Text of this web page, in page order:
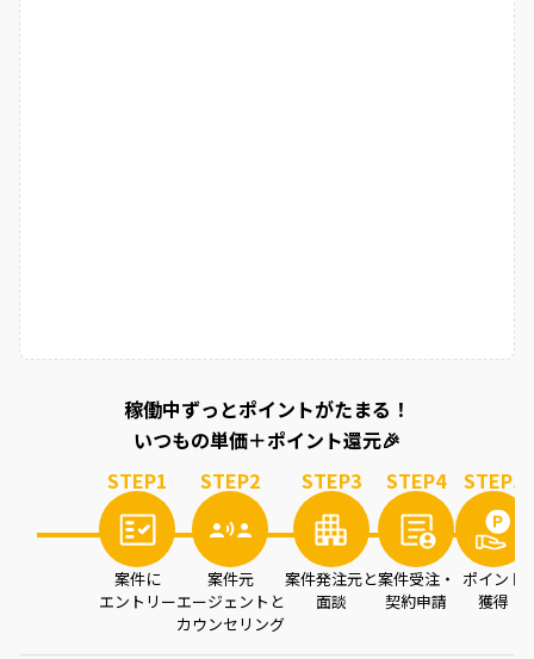
稼働中ずっとポイントがたまる！
いつもの単価＋ポイント還元🎉
STEP1
案件に
エントリー
STEP2
案件元
エージェントと
カウンセリング
STEP3
案件発注元と
面談
STEP4
案件受注・
契約申請
STEP5
ポイント
獲得